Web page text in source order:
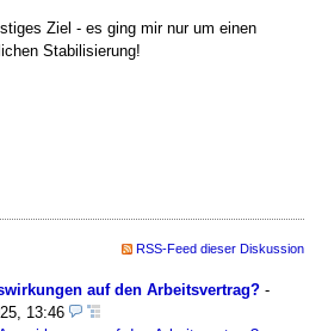
Ziel - es ging mir nur um einen
Stabilisierung!
RSS-Feed dieser Diskussion
auf den Arbeitsvertrag? -
13:46